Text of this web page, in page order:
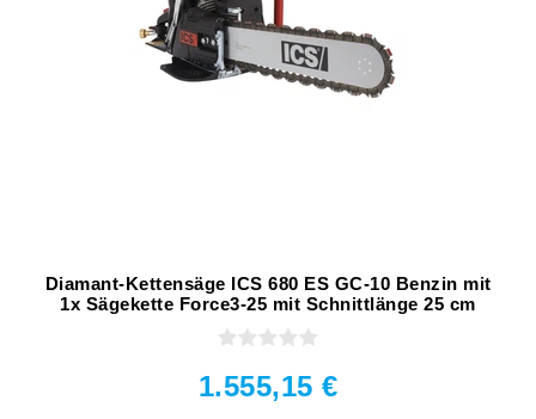
Diamant-Kettensäge ICS 680 ES GC-10 Benzin mit
1x Sägekette Force3-25 mit Schnittlänge 25 cm
1.555,15 €